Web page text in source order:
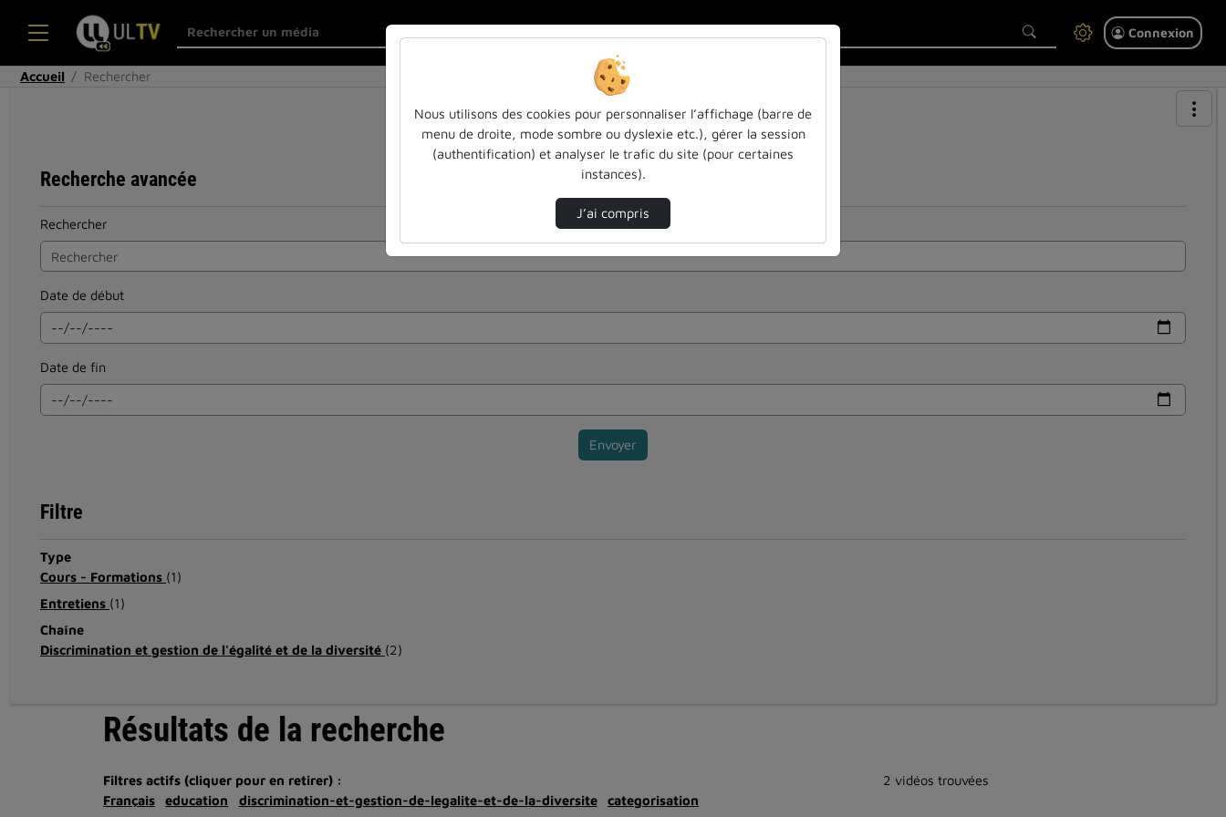
Connexion
Accueil Rechercher
Recherche avancée
Rechercher
Date de début
Date de fin
Envoyer
Filtre
Type
Cours - Formations (1)
Entretiens (1)
Chaîne
Discrimination et gestion de l'égalité et de la diversité (2)
Résultats de la recherche
Filtres actifs (cliquer pour en retirer) :
Français
education discrimination-et-gestion-de-legalite-et-de-la-diversite categorisation
2 vidéos trouvées
Nous utilisons des cookies pour personnaliser l’affichage (barre de
menu de droite, mode sombre ou dyslexie etc.), gérer la session
(authentification) et analyser le trafic du site (pour certaines
instances).
J’ai compris